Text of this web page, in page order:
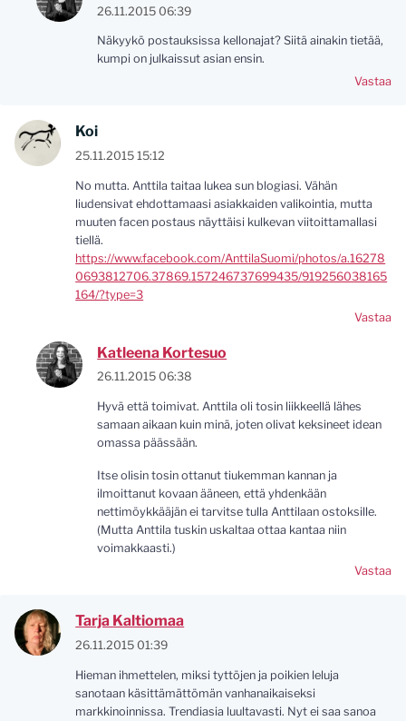
26.11.2015 06:39
Näkyykö postauksissa kellonajat? Siitä ainakin tietää,
kumpi on julkaissut asian ensin.
Vastaa
Koi
25.11.2015 15:12
No mutta. Anttila taitaa lukea sun blogiasi. Vähän
liudensivat ehdottamaasi asiakkaiden valikointia, mutta
muuten facen postaus näyttäisi kulkevan viitoittamallasi
tiellä.
https://www.facebook.com/AnttilaSuomi/photos/a.16278
0693812706.37869.157246737699435/919256038165
164/?type=3
Vastaa
Katleena Kortesuo
26.11.2015 06:38
Hyvä että toimivat. Anttila oli tosin liikkeellä lähes
samaan aikaan kuin minä, joten olivat keksineet idean
omassa päässään.
Itse olisin tosin ottanut tiukemman kannan ja
ilmoittanut kovaan ääneen, että yhdenkään
nettimöykkääjän ei tarvitse tulla Anttilaan ostoksille.
(Mutta Anttila tuskin uskaltaa ottaa kantaa niin
voimakkaasti.)
Vastaa
Tarja Kaltiomaa
26.11.2015 01:39
Hieman ihmettelen, miksi tyttöjen ja poikien leluja
sanotaan käsittämättömän vanhanaikaiseksi
markkinoinnissa. Trendiasia luultavasti. Nyt ei saa sanoa